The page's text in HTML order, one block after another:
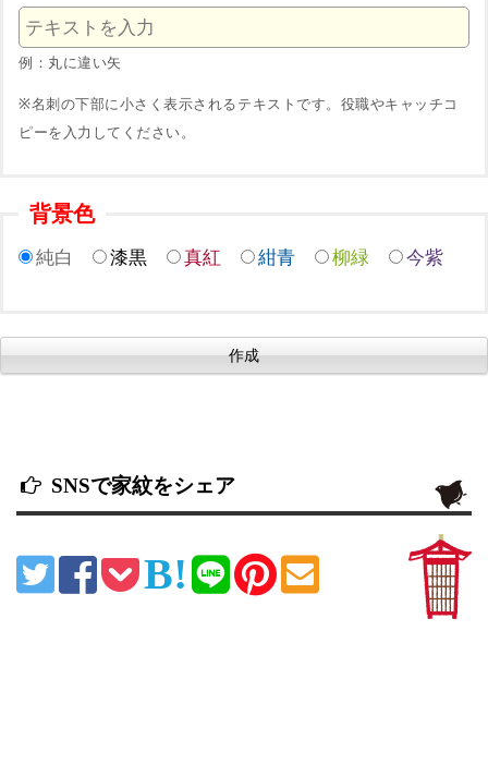
例：丸に違い矢
※名刺の下部に小さく表示されるテキストです。役職やキャッチコ
ピーを入力してください。
背景色
純白 漆黒 真紅 紺青 柳緑 今紫
SNSで家紋をシェア